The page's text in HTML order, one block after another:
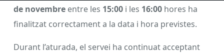
de novembre entre les 15:00 i les 16:00 hores ha
finalitzat correctament a la data i hora previstes.
Durant l’aturada, el servei ha continuat acceptant